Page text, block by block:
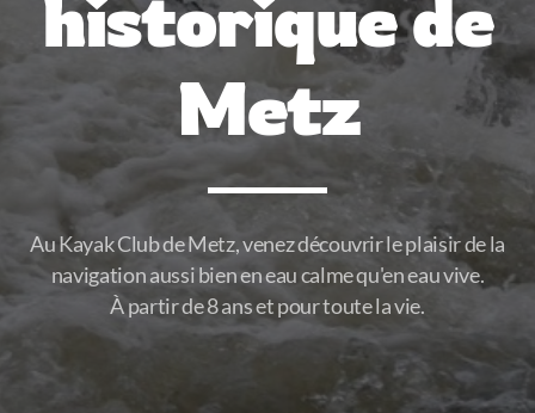
historique de
Metz
Au Kayak Club de Metz, venez découvrir le plaisir de la
navigation aussi bien en eau calme qu'en eau vive.
À partir de 8 ans et pour toute la vie.